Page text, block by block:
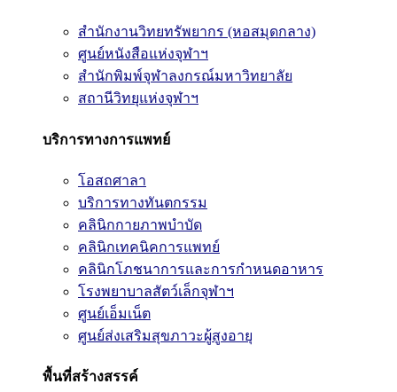
สำนักงานวิทยทรัพยากร (หอสมุดกลาง)
ศูนย์หนังสือแห่งจุฬาฯ
สำนักพิมพ์จุฬาลงกรณ์มหาวิทยาลัย
สถานีวิทยุแห่งจุฬาฯ
บริการทางการแพทย์
โอสถศาลา
บริการทางทันตกรรม
คลินิกกายภาพบำบัด
คลินิกเทคนิคการแพทย์
คลินิกโภชนาการและการกำหนดอาหาร
โรงพยาบาลสัตว์เล็กจุฬาฯ
ศูนย์เอ็มเน็ต
ศูนย์ส่งเสริมสุขภาวะผู้สูงอายุ
พื้นที่สร้างสรรค์